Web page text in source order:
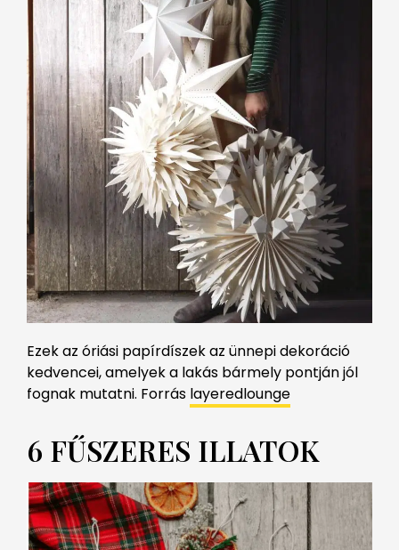
Ezek az óriási papírdíszek az ünnepi dekoráció
kedvencei, amelyek a lakás bármely pontján jól
fognak mutatni. Forrás layeredlounge
6 FŰSZERES ILLATOK